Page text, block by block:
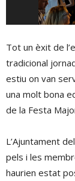
Tot un èxit de
tradicional
estiu on van
una molt bona
de la Festa
L’Ajuntament
pels i les
haurien estat